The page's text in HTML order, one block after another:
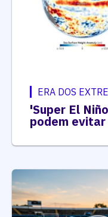
ERA DOS
'Super El
podem